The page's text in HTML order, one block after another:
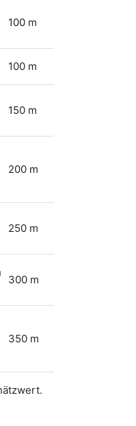
100 m
100 m
150 m
200 m
250 m
300 m
350 m